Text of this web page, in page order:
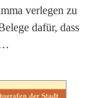
verlegen zu
dafür, dass